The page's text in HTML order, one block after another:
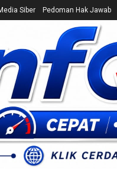
Siber Pedoman Hak Jawab
CEK FAKTA